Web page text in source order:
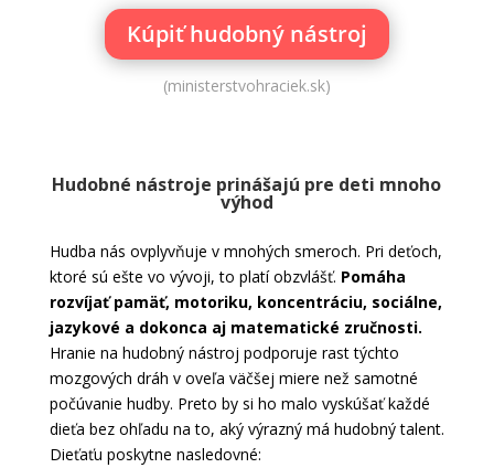
Kúpiť hudobný nástroj
(ministerstvohraciek.sk)
Hudobné nástroje prinášajú pre deti mnoho
výhod
Hudba nás ovplyvňuje v mnohých smeroch. Pri deťoch,
ktoré sú ešte vo vývoji, to platí obzvlášť. Pomáha
rozvíjať pamäť, motoriku, koncentráciu, sociálne,
jazykové a dokonca aj matematické zručnosti.
Hranie na hudobný nástroj podporuje rast týchto
mozgových dráh v oveľa väčšej miere než samotné
počúvanie hudby. Preto by si ho malo vyskúšať každé
dieťa bez ohľadu na to, aký výrazný má hudobný talent.
Dieťaťu poskytne nasledovné: